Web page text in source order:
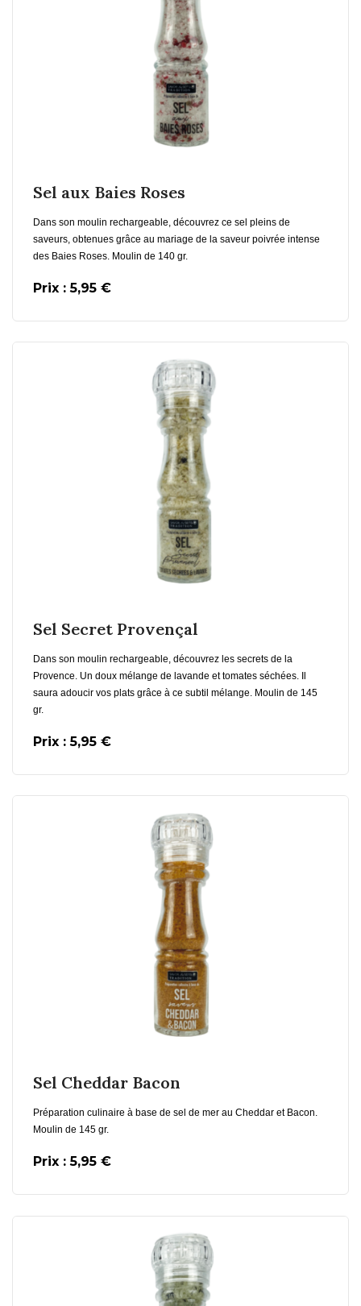
Sel aux Baies Roses
Dans son moulin rechargeable, découvrez ce sel pleins de
saveurs, obtenues grâce au mariage de la saveur poivrée intense
des Baies Roses. Moulin de 140 gr.
Prix : 5,95 €
En savoir plus
Sel Secret Provençal
Dans son moulin rechargeable, découvrez les secrets de la
Provence. Un doux mélange de lavande et tomates séchées. Il
saura adoucir vos plats grâce à ce subtil mélange. Moulin de 145
gr.
Prix : 5,95 €
En savoir plus
Sel Cheddar Bacon
Préparation culinaire à base de sel de mer au Cheddar et Bacon.
Moulin de 145 gr.
Prix : 5,95 €
En savoir plus